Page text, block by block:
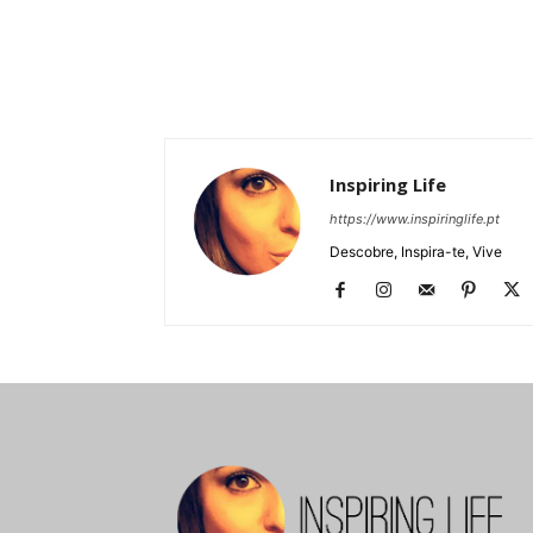
Inspiring Life
https://www.inspiringlife.pt
Descobre, Inspira-te, Vive